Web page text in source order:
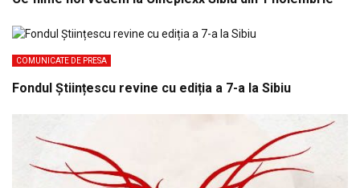
COMUNICATE DE PRESA
Fondul Științescu revine cu ediția a 7-a la Sibiu